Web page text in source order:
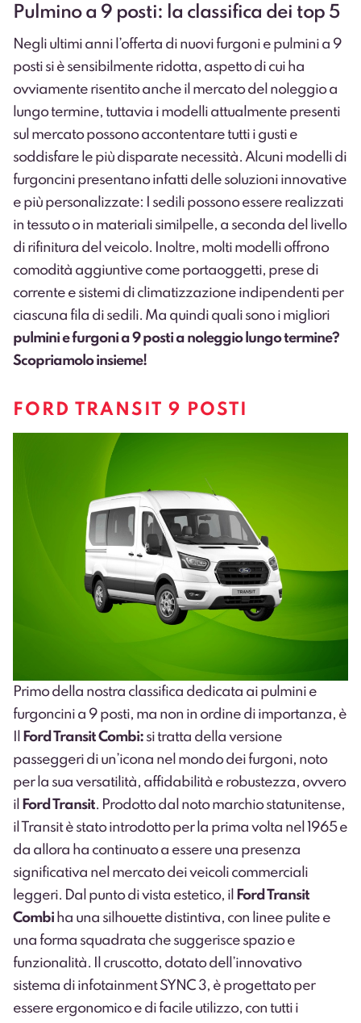
Pulmino a 9 posti: la classifica dei top 5
Negli ultimi anni l’offerta di nuovi furgoni e pulmini a 9
posti si è sensibilmente ridotta, aspetto di cui ha
ovviamente risentito anche il mercato del noleggio a
lungo termine, tuttavia i modelli attualmente presenti
sul mercato possono accontentare tutti i gusti e
soddisfare le più disparate necessità. Alcuni modelli di
furgoncini presentano infatti delle soluzioni innovative
e più personalizzate: I sedili possono essere realizzati
in tessuto o in materiali similpelle, a seconda del livello
di rifinitura del veicolo. Inoltre, molti modelli offrono
comodità aggiuntive come portaoggetti, prese di
corrente e sistemi di climatizzazione indipendenti per
ciascuna fila di sedili. Ma quindi quali sono i migliori
pulmini e furgoni a 9 posti a noleggio lungo termine?
Scopriamolo insieme!
FORD TRANSIT 9 POSTI
Primo della nostra classifica dedicata ai pulmini e
furgoncini a 9 posti, ma non in ordine di importanza, è
Ford Transit Combi: si tratta della versione
passeggeri di un’icona nel mondo dei furgoni, noto
per la sua versatilità, affidabilità e robustezza, ovvero
il
Ford Transit. Prodotto dal noto marchio statunitense,
il Transit è stato introdotto per la prima volta nel 1965 e
da allora ha continuato a essere una presenza
significativa nel mercato dei veicoli commerciali
leggeri. Dal punto di vista estetico, il
Ford Transit
Combi ha una silhouette distintiva, con linee pulite e
una forma squadrata che suggerisce spazio e
funzionalità. Il cruscotto, dotato dell’innovativo
sistema di infotainment SYNC 3, è progettato per
essere ergonomico e di facile utilizzo, con tutti i